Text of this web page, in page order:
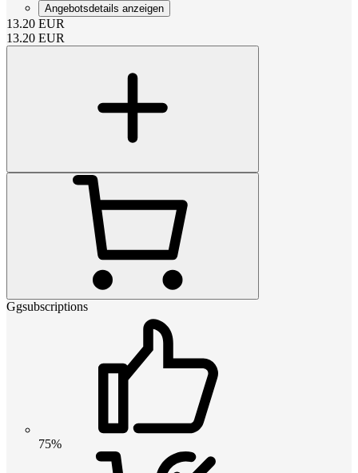
Angebotsdetails anzeigen
13.20 EUR
13.20 EUR
Ggsubscriptions
75%